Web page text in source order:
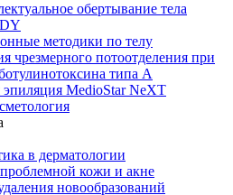
обертывание тела
методики по телу
чрезмерного потоотделения при
типа А
эпиляция MedioStar NeXT
в дерматологии
кожи и акне
новообразований